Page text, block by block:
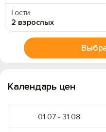
Гости
2 взрослых
Календарь цен
01.07 - 31.08